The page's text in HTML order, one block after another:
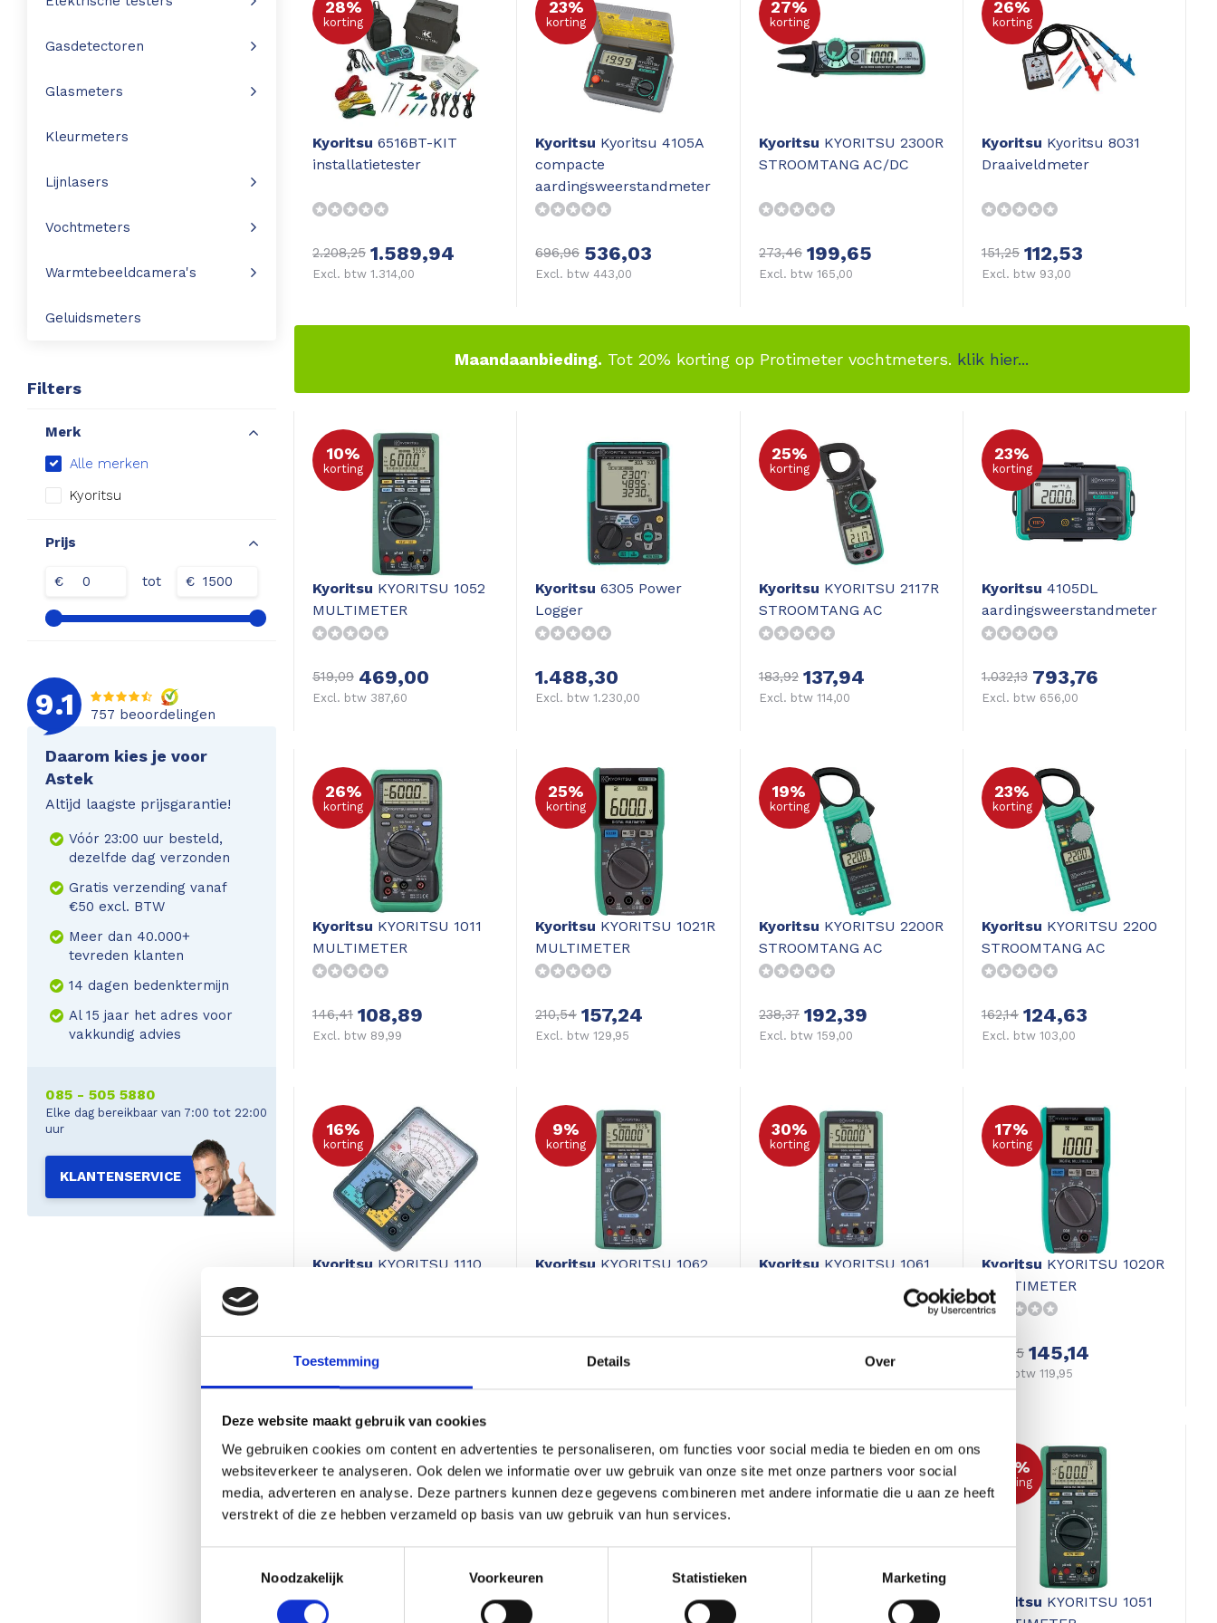
Toestemming Details Over
Deze website maakt gebruik van cookies
We gebruiken cookies om content en advertenties te personaliseren, om functies voor social media te bieden en om ons
websiteverkeer te analyseren. Ook delen we informatie over uw gebruik van onze site met onze partners voor social
media, adverteren en analyse. Deze partners kunnen deze gegevens combineren met andere informatie die u aan ze heeft
verstrekt of die ze hebben verzameld op basis van uw gebruik van hun services.
Noodzakelijk
Voorkeuren Statistieken Marketing
Gasdetectoren
Glasmeters
Kleurmeters
Lijnlasers
Vochtmeters
Warmtebeeldcamera's
Geluidsmeters
Filters
Merk
Alle merken
Kyoritsu
Prijs
€ tot €
9.1 757 beoordelingen
Daarom kies je voor
Astek
Altijd laagste prijsgarantie!
Vóór 23:00 uur besteld,
dezelfde dag verzonden
Gratis verzending vanaf
€50 excl. BTW
Meer dan 40.000+
tevreden klanten
14 dagen bedenktermijn
Al 15 jaar het adres voor
vakkundig advies
085 - 505 5880
Elke dag bereikbaar van 7:00 tot 22:00
uur
KLANTENSERVICE
28%
korting
Kyoritsu 6516BT-KIT
installatietester
2.208,25 1.589,94
Excl. btw 1.314,00
23%
korting
Kyoritsu Kyoritsu 4105A
compacte
aardingsweerstandmeter
696,96 536,03
Excl. btw 443,00
27%
korting
Kyoritsu KYORITSU 2300R
STROOMTANG AC/DC
273,46 199,65
Excl. btw 165,00
26%
korting
Kyoritsu Kyoritsu 8031
Draaiveldmeter
151,25 112,53
Excl. btw 93,00
10%
korting
Kyoritsu KYORITSU 1052
MULTIMETER
519,09 469,00
Excl. btw 387,60
Kyoritsu 6305 Power
Logger
1.488,30
Excl. btw 1.230,00
25%
korting
Kyoritsu KYORITSU 2117R
STROOMTANG AC
183,92 137,94
Excl. btw 114,00
23%
korting
Kyoritsu 4105DL
aardingsweerstandmeter
1.032,13 793,76
Excl. btw 656,00
26%
korting
Kyoritsu KYORITSU 1011
MULTIMETER
146,41 108,89
Excl. btw 89,99
25%
korting
Kyoritsu KYORITSU 1021R
MULTIMETER
210,54 157,24
Excl. btw 129,95
19%
korting
Kyoritsu KYORITSU 2200R
STROOMTANG AC
238,37 192,39
Excl. btw 159,00
23%
korting
Kyoritsu KYORITSU 2200
STROOMTANG AC
162,14 124,63
Excl. btw 103,00
16%
korting
Kyoritsu KYORITSU 1110
122,21 102,85
Excl. btw 85,00
9%
korting
Kyoritsu KYORITSU 1062
649,00
30%
korting
Kyoritsu KYORITSU 1061
468,98
17%
korting
Kyoritsu KYORITSU 1020R
MULTIMETER
175,45 145,14
Excl. btw 119,95
28%
Kyoritsu
29%
Kyoritsu 8035
26%
KYORITSU 2127R
29%
korting
Kyoritsu KYORITSU 1051
Maandaanbieding. Tot 20% korting op Protimeter vochtmeters. klik hier...